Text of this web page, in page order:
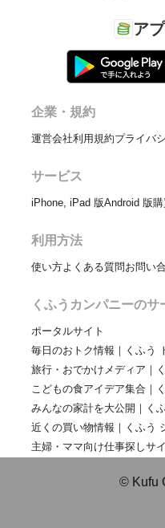
ア
企業・規約
運営会社利用規約プライバ
サービス
iPhone, iPad 版Android 版
利用方法
使い方よくある質問お問い
くふうカンパニーのサ
ポータルサイト
毎日のおトク情報｜くふう
旅行・おでかけメディア｜
こどもの食アイデア集合｜
みんなの家計を大公開｜く
近くの買い物情報｜くふう
主婦・ママ向け仕事探しサ
© Kufu